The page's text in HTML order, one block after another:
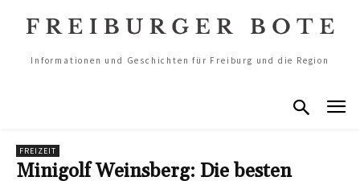
Informationen und Geschichten für Freiburg und die Region
FREIZEIT
Minigolf Weinsberg: Die besten